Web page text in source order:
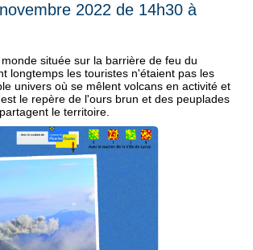
2022 de 14h30 à
située sur la barrière de feu du
longtemps les touristes n'étaient pas les
univers où se mêlent volcans en activité et
le repère de l'ours brun et des peuplades
le territoire.